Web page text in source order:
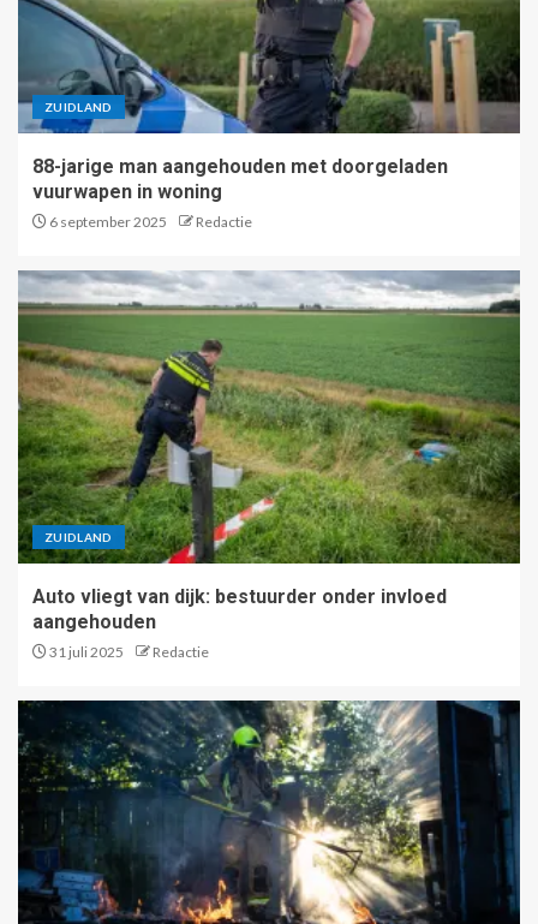
ZUIDLAND
88-jarige man aangehouden met doorgeladen
vuurwapen in woning
6 september 2025 Redactie
ZUIDLAND
Auto vliegt van dijk: bestuurder onder invloed
aangehouden
31 juli 2025 Redactie